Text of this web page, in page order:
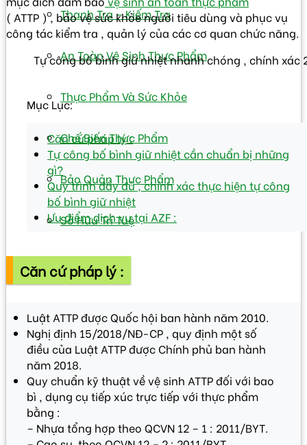
Thanh Tra – Kiếm Tra
An Toàn Vệ Sinh Thực Phẩm
Thực Phẩm Và Sức Khỏe
Chế Biến Thực Phẩm
Bảo Quản Thực Phẩm
Sở Hữu Trí Tuệ
( ATTP ) , bảo vệ sức khỏe người tiêu dùng và phục vụ
công tác kiểm tra , quản lý của các cơ quan chức năng.
Tự công bố bình giữ nhiệt nhanh chóng , chính xác
Mục Lục:
Căn cứ pháp lý :
Tự công bố bình giữ nhiệt cần chuẩn bị những
gì?
Quy trình đầy đủ , chính xác thực hiện tự công
bố bình giữ nhiệt
Ưu điểm dịch vụ tại AZF :
Căn cứ pháp lý :
Luật ATTP được Quốc hội ban hành năm 2010.
Nghị định 15/2018/NĐ-CP , quy định một số
điều của Luật ATTP được Chính phủ ban hành
năm 2018.
Quy chuẩn kỹ thuật về vệ sinh ATTP đối với bao
bì , dụng cụ tiếp xúc trực tiếp với thực phẩm
bằng :
– Nhựa tổng hợp theo QCVN 12 – 1 : 2011/BYT.